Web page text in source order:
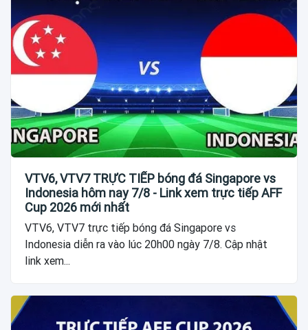
VTV6, VTV7 TRỰC TIẾP bóng đá Singapore vs
Indonesia hôm nay 7/8 - Link xem trực tiếp AFF
Cup 2026 mới nhất
VTV6, VTV7 trực tiếp bóng đá Singapore vs
Indonesia diễn ra vào lúc 20h00 ngày 7/8. Cập nhật
link xem...